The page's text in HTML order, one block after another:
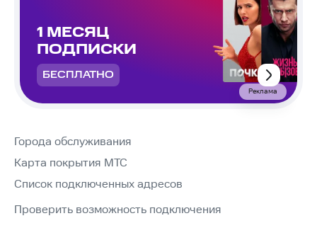
1 МЕСЯЦ
ПОДПИСКИ
БЕСПЛАТНО
Реклама
Города обслуживания
Карта покрытия МТС
Список подключенных адресов
Проверить возможность подключения